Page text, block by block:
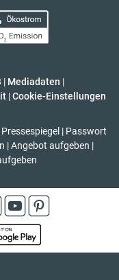
| Mediadaten |
| Cookie-Einstellungen
Pressespiegel | Passwort
| Angebot aufgeben |